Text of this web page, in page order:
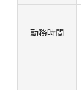
勤務時間